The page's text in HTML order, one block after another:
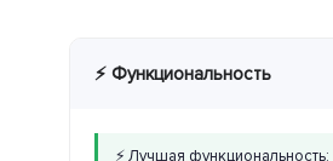
⚡ Функциональность
⚡ Лучшая функциональность: